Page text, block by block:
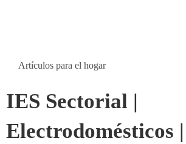
Artículos para el hogar
IES Sectorial |
Electrodomésticos |